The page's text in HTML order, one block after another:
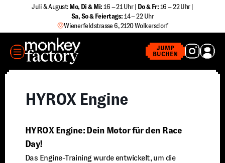
springen
Juli & August: Mo, Di & Mi: 16 – 21 Uhr | Do & Fr: 16 – 22 Uhr |
Sa, So & Feiertags: 14 – 22 Uhr
Wienerfeldstrasse 6, 2120 Wolkersdorf
JUMP
BUCHEN
MENÜ
HYROX Engine
HYROX Engine: Dein Motor für den Race
Day!
Das Engine-Training wurde entwickelt, um die